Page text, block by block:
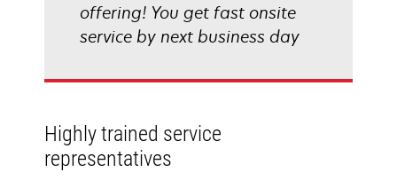
offering! You get fast onsite
service by next business day
Highly trained service
representatives